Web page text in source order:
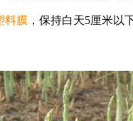
料膜 ，保持白天5厘米